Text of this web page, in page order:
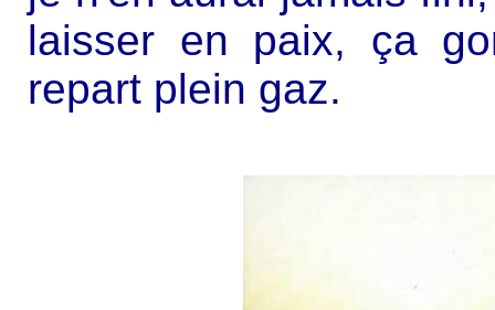
laisser en paix, ça
repart plein gaz.